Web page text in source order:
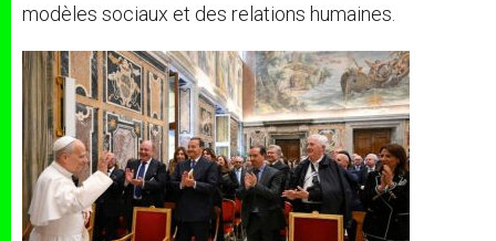
modèles sociaux et des relations humaines.